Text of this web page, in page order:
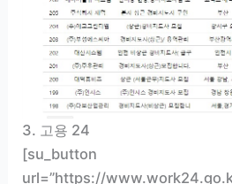
3. 고용 24
[su_button
url=”https://